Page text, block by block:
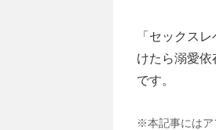
「セックス
けたら溺愛依
です。
※本記事にはア